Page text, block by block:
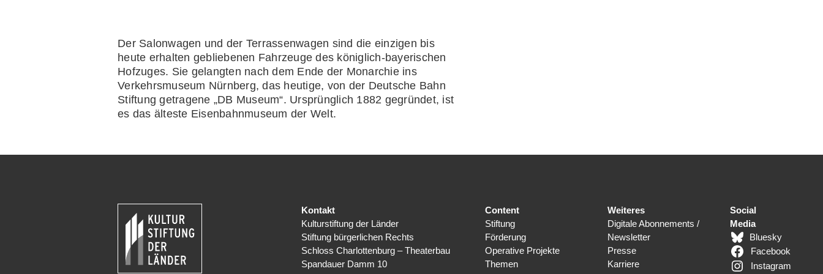
Der Salonwagen und der Terrassenwagen sind die einzigen bis
heute erhalten gebliebenen Fahrzeuge des königlich-bayerischen
Hofzuges. Sie gelangten nach dem Ende der Monarchie ins
Verkehrsmuseum Nürnberg, das heutige, von der Deutsche Bahn
Stiftung getragene „DB Museum“. Ursprünglich 1882 gegründet, ist
es das älteste Eisenbahnmuseum der Welt.
Kontakt
Kulturstiftung der Länder
Stiftung bürgerlichen Rechts
Schloss Charlottenburg – Theaterbau
Spandauer Damm 10
Content
Stiftung
Förderung
Operative Projekte
Themen
Weiteres
Digitale Abonnements /
Newsletter
Presse
Karriere
Social
Media
Bluesky
Facebook
Instagram